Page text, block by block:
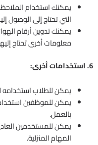
يمكنك استخدام
التي تحتاج إلى الوصول
يمكنك تدوين أرقام
معلومات أخرى تحتاج
6. استخدامات أخرى:
يمكن للطلاب استخدامه
يمكن للموظفين
بالعمل.
يمكن للمستخدمين
المهام المنزلية.